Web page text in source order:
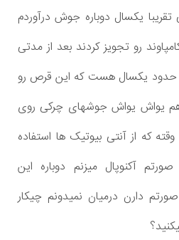
یکسال دوباره جوش درآوردم
رو تجویز کردند بعد از مدتی
یکسال هست که این قرص رو
هم یواش یواش جوشهای چرکی روی
که از آنتی بیوتیک ها استفاده
آکنوپال میزنم دوباره این
دارن درمیان نمیدونم چیکار